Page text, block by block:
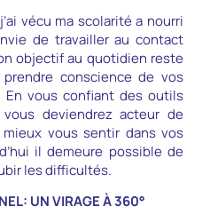
vécu ma scolarité a nourri
de travailler au contact
objectif au quotidien reste
conscience de vos
vous confiant des outils
deviendrez acteur de
vous sentir dans vos
il demeure possible de
les difficultés.
UN VIRAGE À 360°